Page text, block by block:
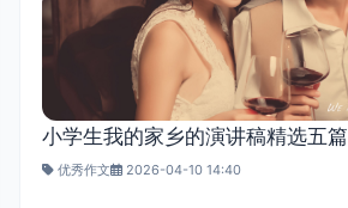
小学生我的家乡的演讲稿精选五篇
优秀作文 2026-04-10 14:40